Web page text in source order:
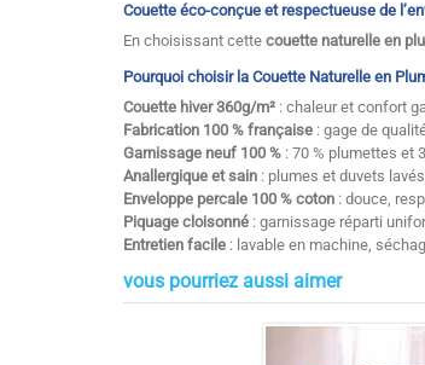
Couette éco-conçue et respectueuse de
En choisissant cette couette naturelle en
Pourquoi choisir la Couette Naturelle en
Couette hiver 360g/m² : chaleur et confort
Fabrication 100 % française : gage de
Garnissage neuf 100 % : 70 % plumettes et
Anallergique et sain : plumes et duvets
Enveloppe percale 100 % coton : douce,
Piquage cloisonné : garnissage réparti
Entretien facile : lavable en machine,
Couleurs
vous pourriez aussi aimer